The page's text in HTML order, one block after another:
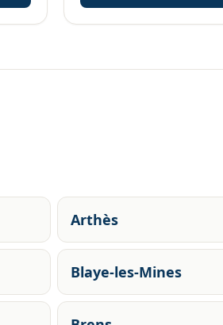
Arthès
Blaye-les-Mines